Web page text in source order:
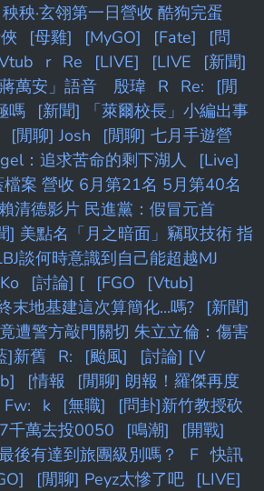
秧·玄翎第一日營收 酷狗完蛋
[母雞] [MyGO] [Fate]
[問
Vtub r Re [LIVE] [LIVE
[新聞]
萬安」語音 殷瑋 R Re:
[閒
嗎
[新聞] 「萊爾校長」小編出事
[閒聊] Josh
[閒聊] 七月手遊營
：追求苦命的剩下湖人
[Live]
案 營收 6月第21名 5月第40名
清德影片 民進黨：假冒元首
] 美點名「月之暗面」竊取技術 指
談何時意識到自己能超越MJ
Ko [討論] [ [FGO
[Vtub]
末地基建這次算簡化...嗎?
[新聞]
遭警方敲門關切 朱立立倫：傷害
]新舊 R: [颱風]
[討論] [V
[情報
[閒聊] 朗報！羅傑再度
Fw: k [無職]
[問卦]新竹教授砍
千萬去投0050
[鳴潮]
[開戰]
後有達到旅團級別嗎？
F 快訊
[閒聊] Peyz太慘了吧
[LIVE]